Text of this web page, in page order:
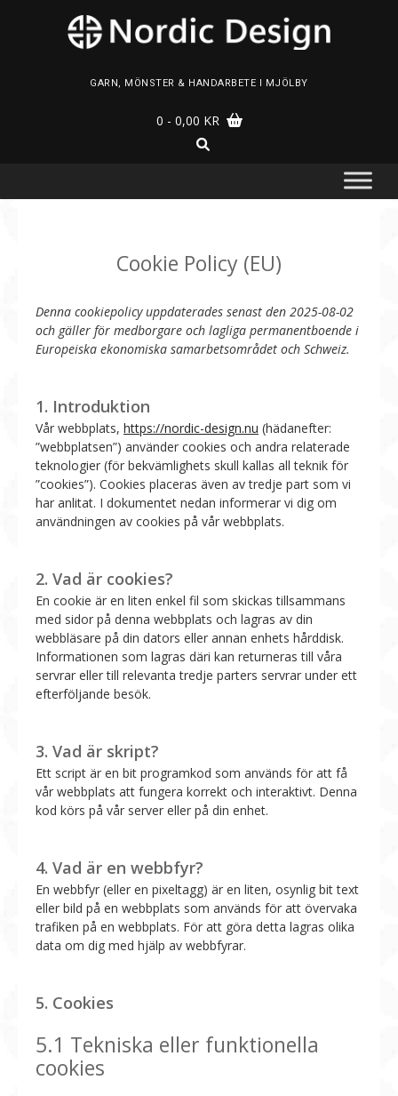
GARN, MÖNSTER & HANDARBETE I MJÖLBY
0 - 0,00 KR
Cookie Policy (EU)
Denna cookiepolicy uppdaterades senast den 2025-08-02
och gäller för medborgare och lagliga permanentboende i
Europeiska ekonomiska samarbetsområdet och Schweiz.
1. Introduktion
Vår webbplats, https://nordic-design.nu (hädanefter:
”webbplatsen”) använder cookies och andra relaterade
teknologier (för bekvämlighets skull kallas all teknik för
”cookies”). Cookies placeras även av tredje part som vi
har anlitat. I dokumentet nedan informerar vi dig om
användningen av cookies på vår webbplats.
2. Vad är cookies?
En cookie är en liten enkel fil som skickas tillsammans
med sidor på denna webbplats och lagras av din
webbläsare på din dators eller annan enhets hårddisk.
Informationen som lagras däri kan returneras till våra
servrar eller till relevanta tredje parters servrar under ett
efterföljande besök.
3. Vad är skript?
Ett script är en bit programkod som används för att få
vår webbplats att fungera korrekt och interaktivt. Denna
kod körs på vår server eller på din enhet.
4. Vad är en webbfyr?
En webbfyr (eller en pixeltagg) är en liten, osynlig bit text
eller bild på en webbplats som används för att övervaka
trafiken på en webbplats. För att göra detta lagras olika
data om dig med hjälp av webbfyrar.
5. Cookies
5.1 Tekniska eller funktionella
cookies